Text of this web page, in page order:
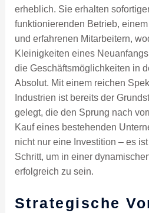
erheblich. Sie erhalten
funktionierenden Betrieb,
und erfahrenen Mitarbeitern,
Kleinigkeiten eines
die Geschäftsmöglichkeiten in
Absolut. Mit einem reichen
Industrien ist bereits der
gelegt, die den Sprung nach
Kauf eines bestehenden
nicht nur eine Investition – es
Schritt, um in einer
erfolgreich zu sein.
Strategische